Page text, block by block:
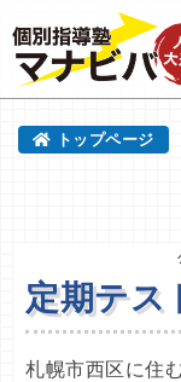
トップページ
定期テス
札幌市西区に住